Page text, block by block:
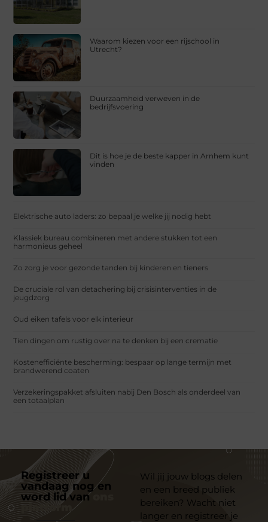
Waarom kiezen voor een rijschool in
Utrecht?
Duurzaamheid verweven in de
bedrijfsvoering
Dit is hoe je de beste kapper in Arnhem kunt
vinden
Elektrische auto laders: zo bepaal je welke jij nodig hebt
Klassiek bureau combineren met andere stukken tot een
harmonieus geheel
Zo zorg je voor gezonde tanden bij kinderen en tieners
De cruciale rol van detachering bij crisisinterventies in de
jeugdzorg
Oud eiken tafels voor elk interieur
Tien dingen om rustig over na te denken bij een crematie
Kostenefficiënte bescherming: bespaar op lange termijn met
brandwerend coaten
Verzekeringspakket afsluiten nabij Den Bosch als onderdeel van
een totaalplan
Registreer u
vandaag nog en
word lid van
platform
Wil jij jouw blogs delen
en een breed publiek
bereiken? Wacht niet
langer en registreer je